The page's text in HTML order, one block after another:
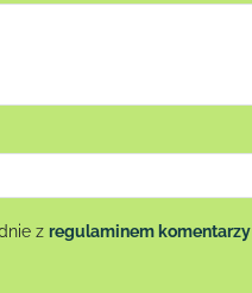
z regulaminem komentarzy